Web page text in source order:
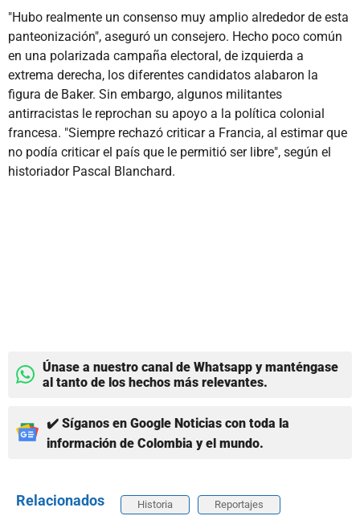
"Hubo realmente un consenso muy amplio alrededor de esta
panteonización", aseguró un consejero. Hecho poco común
en una polarizada campaña electoral, de izquierda a
extrema derecha, los diferentes candidatos alabaron la
figura de Baker. Sin embargo, algunos militantes
antirracistas le reprochan su apoyo a la política colonial
francesa. "Siempre rechazó criticar a Francia, al estimar que
no podía criticar el país que le permitió ser libre", según el
historiador Pascal Blanchard.
Únase a nuestro canal de Whatsapp y manténgase
al tanto de los hechos más relevantes.
✔️ Síganos en Google Noticias con toda la
información de Colombia y el mundo.
Relacionados Historia Reportajes